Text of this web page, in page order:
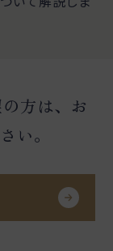
方は、お
い。